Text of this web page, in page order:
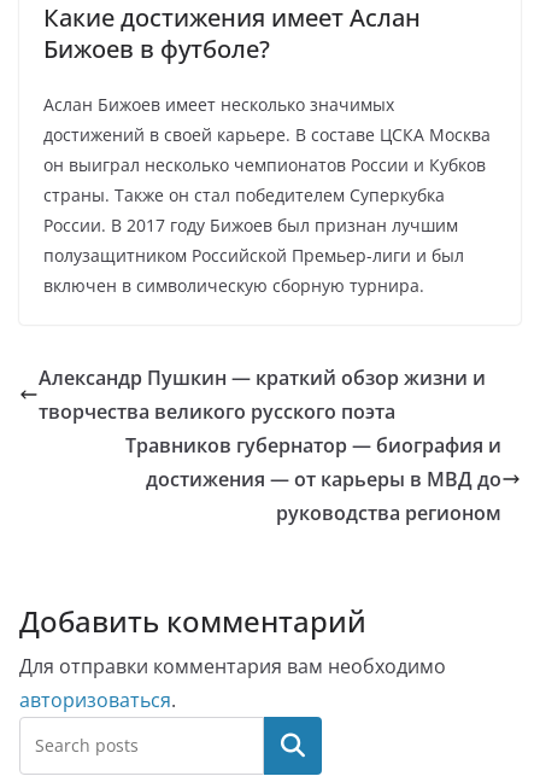
Какие достижения имеет Аслан
Бижоев в футболе?
Аслан Бижоев имеет несколько значимых
достижений в своей карьере. В составе ЦСКА Москва
он выиграл несколько чемпионатов России и Кубков
страны. Также он стал победителем Суперкубка
России. В 2017 году Бижоев был признан лучшим
полузащитником Российской Премьер-лиги и был
включен в символическую сборную турнира.
Александр Пушкин — краткий обзор жизни и
творчества великого русского поэта
Травников губернатор — биография и
достижения — от карьеры в МВД до
руководства регионом
Добавить комментарий
Для отправки комментария вам необходимо
авторизоваться.
Поиск